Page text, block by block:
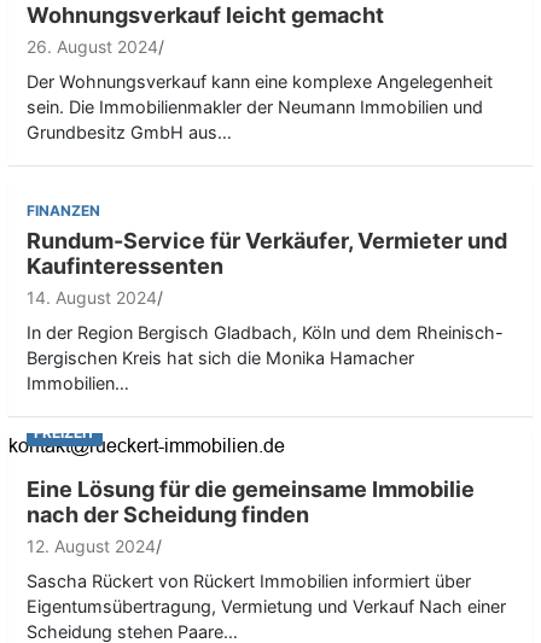
Wohnungsverkauf leicht gemacht
26. August 2024
Der Wohnungsverkauf kann eine komplexe Angelegenheit
sein. Die Immobilienmakler der Neumann Immobilien und
Grundbesitz GmbH aus…
FINANZEN
Rundum-Service für Verkäufer, Vermieter und
Kaufinteressenten
14. August 2024
In der Region Bergisch Gladbach, Köln und dem Rheinisch-
Bergischen Kreis hat sich die Monika Hamacher
Immobilien…
FREIZEIT
Eine Lösung für die gemeinsame Immobilie
nach der Scheidung finden
12. August 2024
Sascha Rückert von Rückert Immobilien informiert über
Eigentumsübertragung, Vermietung und Verkauf Nach einer
Scheidung stehen Paare…